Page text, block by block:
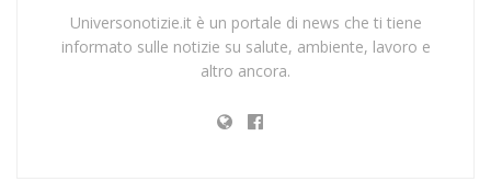
Universonotizie.it è un portale di news che ti tiene
informato sulle notizie su salute, ambiente, lavoro e
altro ancora.